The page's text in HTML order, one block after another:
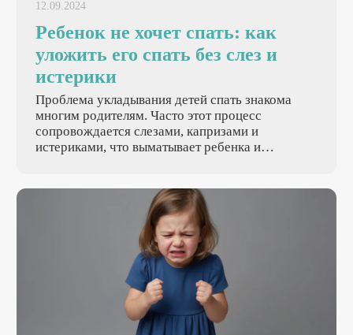
12.09.2024
Ребенок не хочет спать: как
уложить его спать без слез и
истерики
Проблема укладывания детей спать знакома
многим родителям. Часто этот процесс
сопровождается слезами, капризами и
истериками, что выматывает ребенка и
ритуалом для всей семьи — расскажем о них в